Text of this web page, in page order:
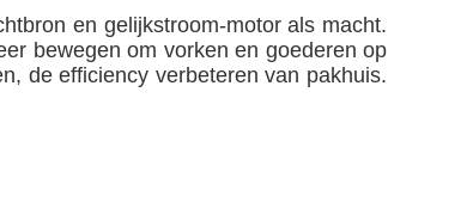
en gelijkstroom-motor als macht.
bewegen om vorken en goederen op
de efficiency verbeteren van pakhuis.